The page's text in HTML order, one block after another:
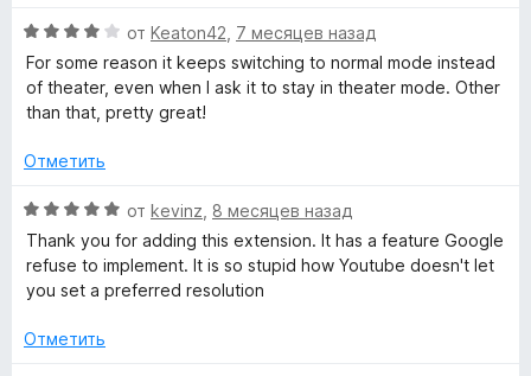
а
4
з
н
е
н
о
а
и
з
О
ц
е
н
н
н
а
з
5
от Keaton42 7 месяцев назад
For some reason it keeps switching to normal mode instead
of theater, even when I ask it to stay in theater mode. Other
than that, pretty great!
Отметить
О
ц
е
н
н
от kevinz 8 месяцев назад
Thank you for adding this extension. It has a feature Google
refuse to implement. It is so stupid how Youtube doesn't let
you set a preferred resolution
Отметить